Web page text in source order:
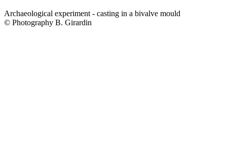
Archaeological experiment - casting in a bivalve mould
© Photography B. Girardin